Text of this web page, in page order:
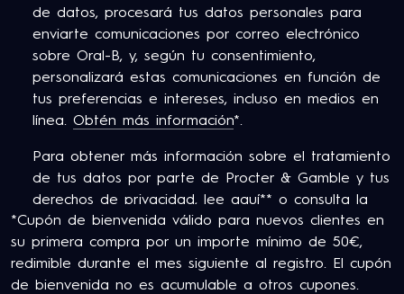
de datos, procesará tus datos personales para
enviarte comunicaciones por correo electrónico
sobre Oral-B, y, según tu consentimiento,
personalizará estas comunicaciones en función de
tus preferencias e intereses, incluso en medios en
línea. Obtén más información*.
Para obtener más información sobre el tratamiento
de tus datos por parte de Procter & Gamble y tus
derechos de privacidad, lee aquí** o consulta la
Política de Privacidad completa de P&G.
Tiene al menos 18 años y consiente en nuestros
Términos y Condiciones
*Cupón de bienvenida válido para nuevos clientes en
su primera compra por un importe mínimo de 50€,
redimible durante el mes siguiente al registro. El cupón
de bienvenida no es acumulable a otros cupones.